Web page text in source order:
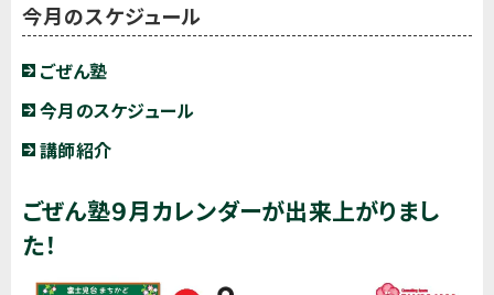
今月のスケジュール
ごぜん塾
今月のスケジュール
講師紹介
ごぜん塾９月カレンダーが出来上がりまし
た！